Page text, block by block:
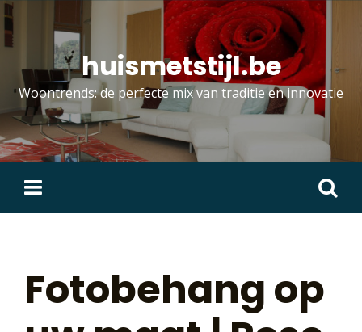
Skip
to
huismetstijl.be
Woontrends: de perfecte mix van traditie en innovatie
Zoeken
naar:
Fotobehang op